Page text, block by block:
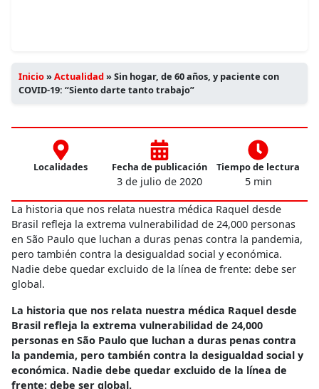
Inicio»Actualidad»Sin hogar, de 60 años, y paciente con
COVID-19: “Siento darte tanto trabajo”
Localidades Fecha de publicación
3 de julio de 2020
Tiempo de lectura
5 min
La historia que nos relata nuestra médica Raquel desde
Brasil refleja la extrema vulnerabilidad de 24,000 personas
en São Paulo que luchan a duras penas contra la pandemia,
pero también contra la desigualdad social y económica.
Nadie debe quedar excluido de la línea de frente: debe ser
global.
La historia que nos relata nuestra médica Raquel desde
Brasil refleja la extrema vulnerabilidad de 24,000
personas en São Paulo que luchan a duras penas contra
la pandemia, pero también contra la desigualdad social y
económica. Nadie debe quedar excluido de la línea de
frente: debe ser global.